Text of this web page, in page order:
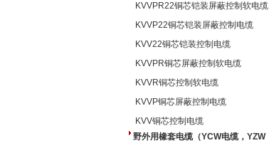
KVVPR22铜芯铠装屏蔽控制软电缆
KVVP22铜芯铠装屏蔽控制电缆
KVV22铜芯铠装控制电缆
KVVPR铜芯屏蔽控制软电缆
KVVR铜芯控制软电缆
KVVP铜芯屏蔽控制电缆
KVV铜芯控制电缆
野外用橡套电缆（YCW电缆，YZW